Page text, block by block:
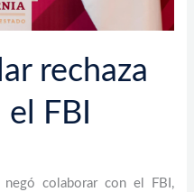
rechaza
FBI
colaborar con el FBI,